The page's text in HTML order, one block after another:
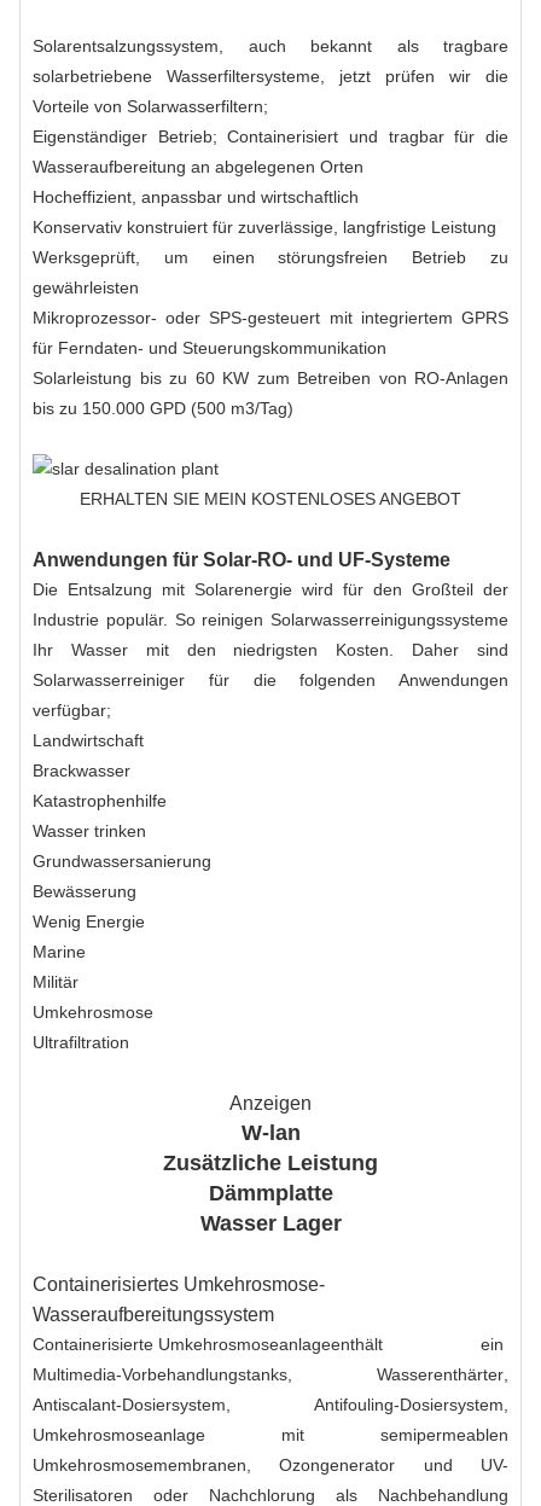
Solarentsalzungssystem, auch bekannt als tragbare
solarbetriebene Wasserfiltersysteme, jetzt prüfen wir die
Vorteile von Solarwasserfiltern;
Eigenständiger Betrieb; Containerisiert und tragbar für die
Wasseraufbereitung an abgelegenen Orten
Hocheffizient, anpassbar und wirtschaftlich
Konservativ konstruiert für zuverlässige, langfristige Leistung
Werksgeprüft, um einen störungsfreien Betrieb zu
gewährleisten
Mikroprozessor- oder SPS-gesteuert mit integriertem GPRS
für Ferndaten- und Steuerungskommunikation
Solarleistung bis zu 60 KW zum Betreiben von RO-Anlagen
bis zu 150.000 GPD (500 m3/Tag)
ERHALTEN SIE MEIN KOSTENLOSES ANGEBOT
Anwendungen für Solar-RO- und UF-Systeme
Die Entsalzung mit Solarenergie wird für den Großteil der
Industrie populär. So reinigen Solarwasserreinigungssysteme
Ihr Wasser mit den niedrigsten Kosten. Daher sind
Solarwasserreiniger für die folgenden Anwendungen
verfügbar;
Landwirtschaft
Brackwasser
Katastrophenhilfe
Wasser trinken
Grundwassersanierung
Bewässerung
Wenig Energie
Marine
Militär
Umkehrosmose
Ultrafiltration
Anzeigen
W-lan
Zusätzliche Leistung
Dämmplatte
Wasser Lager
Containerisiertes Umkehrosmose-
Wasseraufbereitungssystem
Containerisierte Umkehrosmoseanlageenthält ein
Multimedia-Vorbehandlungstanks
Wasserenthärter
Antiscalant-Dosiersystem, Antifouling-Dosiersystem,
Umkehrosmoseanlage mit semipermeablen
Umkehrosmosemembranen, Ozongenerator und UV-
Sterilisatoren oder Nachchlorung als Nachbehandlung